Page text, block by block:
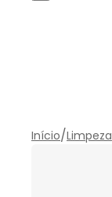
Início/Limpeza